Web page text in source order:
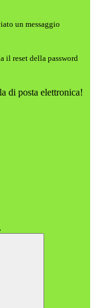
un messaggio
il reset della password
di posta elettronica!